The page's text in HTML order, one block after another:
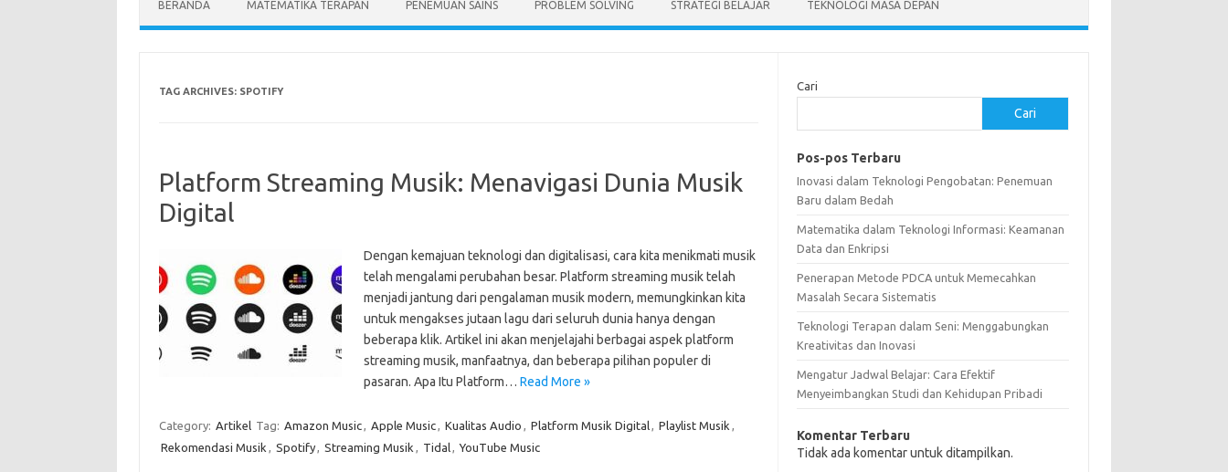
BERANDA MATEMATIKA TERAPAN PENEMUAN SAINS PROBLEM SOLVING STRATEGI BELAJAR TEKNOLOGI MASA DEPAN
TAG ARCHIVES: SPOTIFY
Platform Streaming Musik: Menavigasi Dunia Musik
Digital
Dengan kemajuan teknologi dan digitalisasi, cara kita menikmati musik
telah mengalami perubahan besar. Platform streaming musik telah
menjadi jantung dari pengalaman musik modern, memungkinkan kita
untuk mengakses jutaan lagu dari seluruh dunia hanya dengan
beberapa klik. Artikel ini akan menjelajahi berbagai aspek platform
streaming musik, manfaatnya, dan beberapa pilihan populer di
pasaran. Apa Itu Platform… Read More »
Category: Artikel Tag: Amazon Music, Apple Music, Kualitas Audio , Platform Musik Digital, Playlist Musik ,
Rekomendasi Musik , Spotify, Streaming Musik , Tidal, YouTube Music
Cari
Cari
Pos-pos Terbaru
Inovasi dalam Teknologi Pengobatan: Penemuan
Baru dalam Bedah
Matematika dalam Teknologi Informasi: Keamanan
Data dan Enkripsi
Penerapan Metode PDCA untuk Memecahkan
Masalah Secara Sistematis
Teknologi Terapan dalam Seni: Menggabungkan
Kreativitas dan Inovasi
Mengatur Jadwal Belajar: Cara Efektif
Menyeimbangkan Studi dan Kehidupan Pribadi
Komentar Terbaru
Tidak ada komentar untuk ditampilkan.